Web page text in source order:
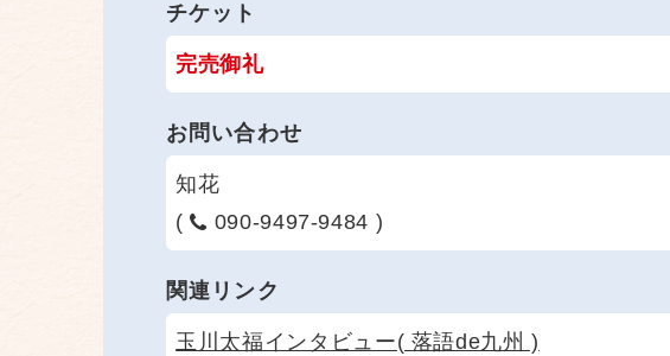
チケット
完売御礼
お問い合わせ
知花
(
090-9497-9484 )
関連リンク
玉川太福インタビュー( 落語de九州 )